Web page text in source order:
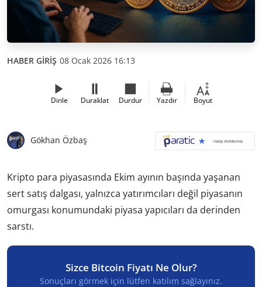
HABER GİRİŞ 08 Ocak 2026 16:13
Dinle Duraklat Durdur Yazdır Boyut
Gökhan Özbaş
Kripto para piyasasında Ekim ayının başında yaşanan
sert satış dalgası, yalnızca yatırımcıları değil piyasanın
omurgası konumundaki piyasa yapıcıları da derinden
sarstı.
Sizce Bitcoin Fiyatı Ne Olur?
Sonuçları görmek için lütfen katılım sağlayınız.